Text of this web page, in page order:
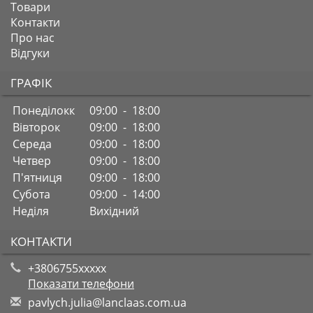
Товари
Контакти
Про нас
Відгуки
ГРАФІК
Понеділокк
09:00 - 18:00
Вівторок
09:00 - 18:00
Середа
09:00 - 18:00
Четвер
09:00 - 18:00
П'ятниця
09:00 - 18:00
Субота
09:00 - 14:00
Неділя
Вихідний
КОНТАКТИ
+3806755xxxxx
Показати телефони
pavlych.julia@lanclaas.com.ua